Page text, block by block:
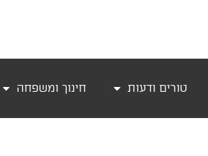
טורים ודעות חינוך ומשפחה